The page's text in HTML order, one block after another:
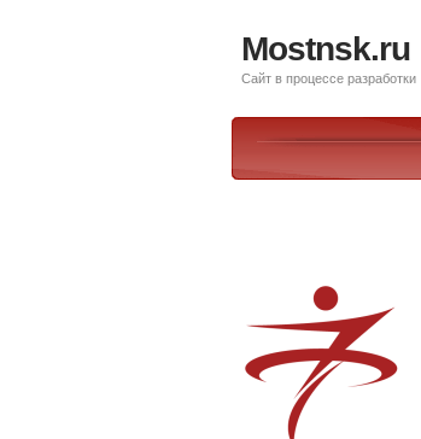
Mostnsk.ru
Сайт в процессе разработки